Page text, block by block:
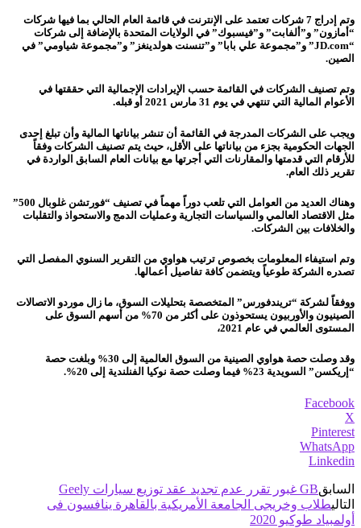
وتم إدراج 7 شركات تعتمد على الإنترنت في قائمة العام الحالي بما فيها شركات
“أمازون” و”ألفابت” و”فيسبوك” في الولايات المتحدة بالإضافة إلى شركات
“JD.com” و”مجموعة علي بابا” و”تنسنت هولدينغز” و”مجموعة شياومي” في
الصين.
وتم تصنيف الشركات في القائمة حسب الإيرادات الإجمالية التي حققتها في
الأعوام المالية التي تنتهي في يوم 31 مارس 2021 أو قبله.
ويجب على الشركات المدرجة في القائمة أن تنشر بياناتها المالية وأن تبلغ إحدى
الجهات الحكومية بجزء من بياناتها على الأقل، حيث يتم تصنيف الشركات وفقاً
للأرقام التي قدمتها والمقارنات التي أجرتها مع بيانات العام السابق الواردة في
تقرير ذلك العام.
وهناك العديد من العوامل التي تلعب دوراً مهماً في تصنيف “فورتشن غلوبال 500”
مثل الاقتصاد العالمي والسياسات التجارية وعمليات الدمج والاستحواذ والتقلبات
والخلافات بين الشركات.
وتم استيفاء المعلومات بخصوص ترتيب هواوي من التقرير السنوي المفصل التي
تصدره الشركة طوعياً ويتضمن كافة تفاصيل أعمالها.
ووفقاً لشركة “تريندفورس” المتخصصة بتحليلات السوق، ما زال موردو الاتصالات
الصينيون والأوربيون يستحوذون على أكثر من 70% من أسهم السوق على
المستوى العالمي في عام 2021،
وقد وصلت حصة هواوي الصينية من السوق العالمية إلى 30% وبلغت حصة
“إريكسن” السويدية 23% فيما وصلت حصة نوكيا الفنلندية إلى 20%.
Facebook
X
Pinterest
WhatsApp
Linkedin
السابقGB غبور تقرر عدم تجديد عقد توزيع سيارات Geely
التاليطلاب وخريجى الجامعة الأمريكية بالقاهرة ينافسون فى
أولمبياد طوكيو 2020